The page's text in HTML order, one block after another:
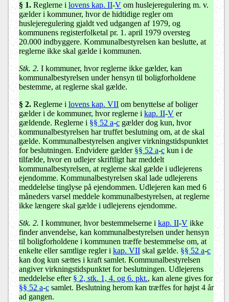
§ 1. Reglerne i lovens kap. II-V om huslejeregulering m. v.
gælder i kommuner, hvor de hidtidige regler om
huslejeregulering gjaldt ved udgangen af 1979, og
kommunens registerfolketal pr. 1. april 1979 oversteg
20.000 indbyggere. Kommunalbestyrelsen kan beslutte, at
reglerne ikke skal gælde i kommunen.
Stk. 2. I kommuner, hvor reglerne ikke gælder, kan
kommunalbestyrelsen under hensyn til boligforholdene
bestemme, at reglerne skal gælde.
§ 2. Reglerne i lovens kap. VII om benyttelse af boliger
gælder i de kommuner, hvor reglerne i kap. II-V er
gældende. Reglerne i §§ 52 a-c gælder dog kun, hvor
kommunalbestyrelsen har truffet beslutning om, at de skal
gælde. Kommunalbestyrelsen angiver virkningstidspunktet
for beslutningen. Endvidere gælder §§ 52 a-c kun i de
tilfælde, hvor en udlejer skriftligt har meddelt
kommunalbestyrelsen, at reglerne skal gælde i udlejerens
ejendomme. Kommunalbestyrelsen skal lade udlejerens
meddelelse tinglyse på ejendommen. Udlejeren kan med 6
måneders varsel meddele kommunalbestyrelsen, at reglerne
ikke længere skal gælde i udlejerens ejendomme.
Stk. 2. I kommuner, hvor bestemmelserne i kap. II-V ikke
finder anvendelse, kan kommunalbestyrelsen under hensyn
til boligforholdene i kommunen træffe bestemmelse om, at
enkelte eller samtlige regler i kap. VII skal gælde. §§ 52 a-c
kan dog kun sættes i kraft samlet. Kommunalbestyrelsen
angiver virkningstidspunktet for beslutningen. Udlejerens
meddelelse efter § 2, stk. 1, 4. og 6. pkt., kan alene gives for
§§ 52 a-c samlet. Beslutning herom kan træffes for højst 4 år
ad gangen.